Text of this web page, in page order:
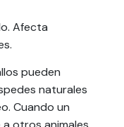
Afecta
pueden
naturales
Cuando un